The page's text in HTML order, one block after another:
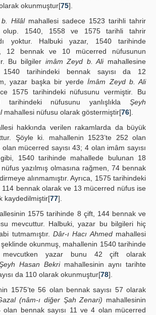
okunmuştur[75].
Hilâlmahallesi sadece 1523 tarihli tahrir
olup. 1540, 1558 ve 1575 tarihli tahrir
yoktur. Halbuki yazar, 1540 tarihinde
12 bennak ve 10 mücerred nüfusunun
Bu bilgiler imâm Zeyd b. Alimahallesine
1540 tarihindeki bennak sayısı da 12
yazar başka bir yerdeİmâm Zeyd b. Ali
1575 tarihindeki nüfusunu vermiştir. Bu
tarihindeki nüfusunu yanlışlıkla Şeyh
mahallesi nüfusu olarak göstermiştir[76].
hakkında verilen rakamlarda da büyük
Şöyle ki. mahallenin 1523’te 252 olan
mücerred sayısı 43; 4 olan imâm sayısı
1540 tarihinde mahallede bulunan 18
yazılmış olmasına rağmen, 74 bennak
alınmamıştır. Ayrıca, 1575 tarihindeki
bennak olarak ve 13 mücerred nüfus ise
kaydedilmiştir[77].
1575 tarihinde 8 çift, 144 bennak ve
mevcuttur. Halbuki, yazar bu bilgileri hiç
tutmamıştır. Dâr-ı Hacı Ahmedmahallesi
okunmuş, mahallenin 1540 tarihinde
yazar bunu 42 çift olarak
Hasan Bekrimahallesinin aynı tarihte
da 110 olarak okunmuştur[78].
1575’te 56 olan bennak sayısı 57 olarak
(nâm-ı diğer Şah Zenari) mahallesinin
olan bennak sayısı 11 ve 4 olan mücerred